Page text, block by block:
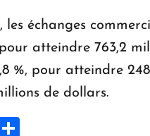
les échanges
atteindre 763,2
%, pour atteindre
de dollars.
Pinterest